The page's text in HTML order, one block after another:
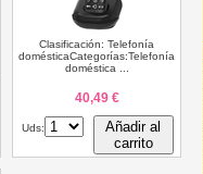
Clasificación: Telefonía
domésticaCategorías:Telefonía
doméstica ...
40,49 €
Uds:
Añadir al
carrito